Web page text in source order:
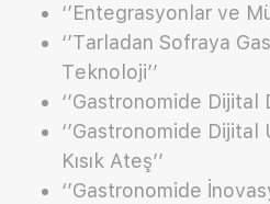
‘’Entegrasyonlar ve
‘’Tarladan Sofraya
Teknoloji’’
‘’Gastronomide Dijital
‘’Gastronomide Dijital
Kısık Ateş’’
‘’Gastronomide